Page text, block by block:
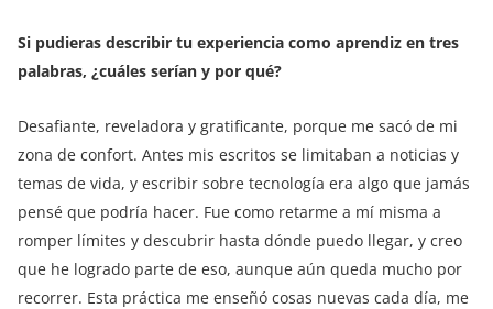
Si pudieras describir tu experiencia como aprendiz en tres
palabras, ¿cuáles serían y por qué?
Desafiante, reveladora y gratificante, porque me sacó de mi
zona de confort. Antes mis escritos se limitaban a noticias y
temas de vida, y escribir sobre tecnología era algo que jamás
pensé que podría hacer. Fue como retarme a mí misma a
romper límites y descubrir hasta dónde puedo llegar, y creo
que he logrado parte de eso, aunque aún queda mucho por
recorrer. Esta práctica me enseñó cosas nuevas cada día, me